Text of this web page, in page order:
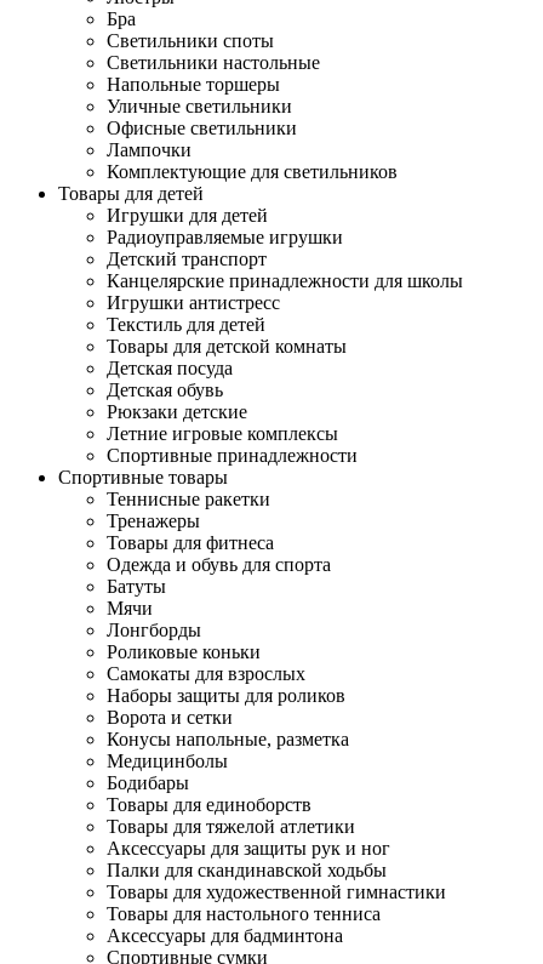
Бра
Светильники споты
Светильники настольные
Напольные торшеры
Уличные светильники
Офисные светильники
Лампочки
Комплектующие для светильников
Товары для детей
Игрушки для детей
Радиоуправляемые игрушки
Детский транспорт
Канцелярские принадлежности для школы
Игрушки антистресс
Текстиль для детей
Товары для детской комнаты
Детская посуда
Детская обувь
Рюкзаки детские
Летние игровые комплексы
Спортивные принадлежности
Спортивные товары
Теннисные ракетки
Тренажеры
Товары для фитнеса
Одежда и обувь для спорта
Батуты
Мячи
Лонгборды
Роликовые коньки
Самокаты для взрослых
Наборы защиты для роликов
Ворота и сетки
Конусы напольные, разметка
Медицинболы
Бодибары
Товары для единоборств
Товары для тяжелой атлетики
Аксессуары для защиты рук и ног
Палки для скандинавской ходьбы
Товары для художественной гимнастики
Товары для настольного тенниса
Аксессуары для бадминтона
Спортивные сумки